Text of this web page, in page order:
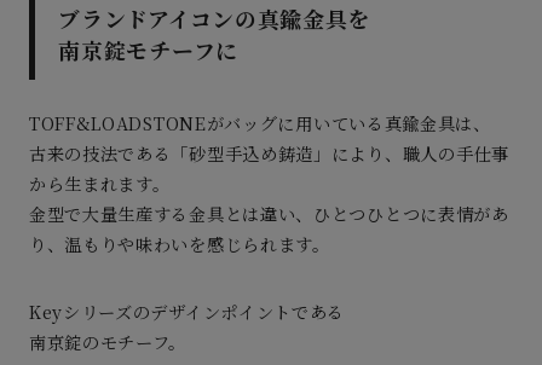
ブランドアイコンの真鍮金具を
南京錠モチーフに
TOFF&LOADSTONEがバッグに用いている真鍮金具は、
古来の技法である「砂型手込め鋳造」により、職人の手仕事
から生まれます。
金型で大量生産する金具とは違い、ひとつひとつに表情があ
り、 温もりや味わいを感じられます。
Keyシリーズのデザインポイントである
南京錠のモチーフ。